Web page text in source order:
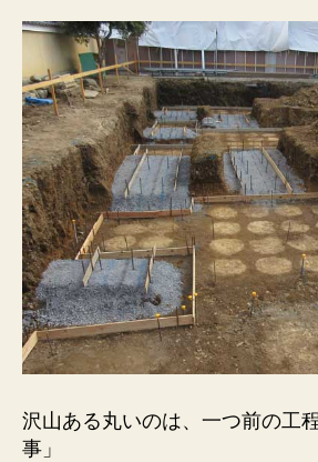
沢山ある丸いのは、一つ前の工
事」